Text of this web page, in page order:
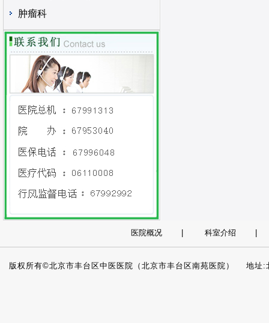
肿瘤科
医院概况 科室介绍
版权所有©北京市丰台区中医医院（北京市丰台区南苑医院） 地